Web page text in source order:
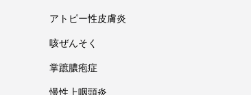
アトピー性皮膚炎
咳ぜんそく
掌蹠膿疱症
慢性上咽頭炎